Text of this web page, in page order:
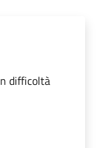
difficoltà